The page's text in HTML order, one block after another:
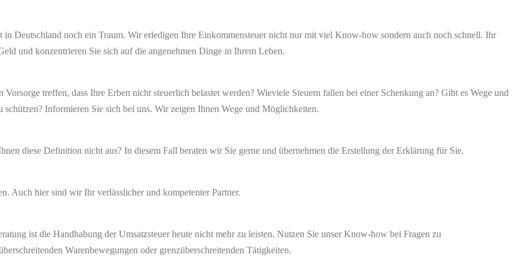
in Deutschland noch ein Traum. Wir erledigen Ihre Einkommensteuer nicht nur mit viel Know-how sondern auch noch schnell. Ihr
und konzentrieren Sie sich auf die angenehmen Dinge in Ihrem Leben.
treffen, dass Ihre Erben nicht steuerlich belastet werden? Wieviele Steuern fallen bei einer Schenkung an? Gibt es Wege und
Informieren Sie sich bei uns. Wir zeigen Ihnen Wege und Möglichkeiten.
diese Definition nicht aus? In diesem Fall beraten wir Sie gerne und übernehmen die Erstellung der Erklärung für Sie.
Auch hier sind wir Ihr verlässlicher und kompetenter Partner.
ist die Handhabung der Umsatzsteuer heute nicht mehr zu leisten. Nutzen Sie unser Know-how bei Fragen zu
Warenbewegungen oder grenzüberschreitenden Tätigkeiten.